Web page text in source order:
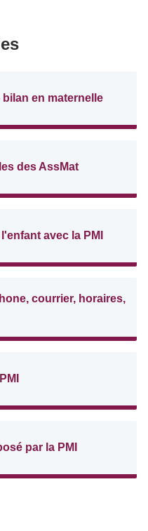
bilan en maternelle
des AssMat
avec la PMI
courrier, horaires,
par la PMI